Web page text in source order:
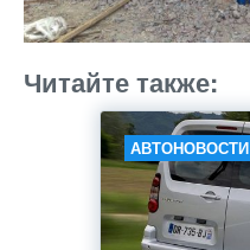
Читайте также:
АВТОНОВОСТИ